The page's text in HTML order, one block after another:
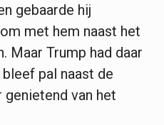
gebaarde hij
met hem naast het
Maar Trump had daar
pal naast de
van het